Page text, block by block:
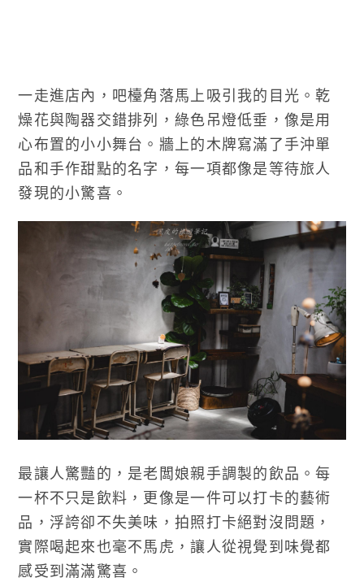
一走進店內，吧檯角落馬上吸引我的目光。乾
燥花與陶器交錯排列，綠色吊燈低垂，像是用
心布置的小小舞台。牆上的木牌寫滿了手沖單
品和手作甜點的名字，每一項都像是等待旅人
發現的小驚喜。
最讓人驚豔的，是老闆娘親手調製的飲品。每
一杯不只是飲料，更像是一件可以打卡的藝術
品，浮誇卻不失美味，拍照打卡絕對沒問題，
實際喝起來也毫不馬虎，讓人從視覺到味覺都
感受到滿滿驚喜。